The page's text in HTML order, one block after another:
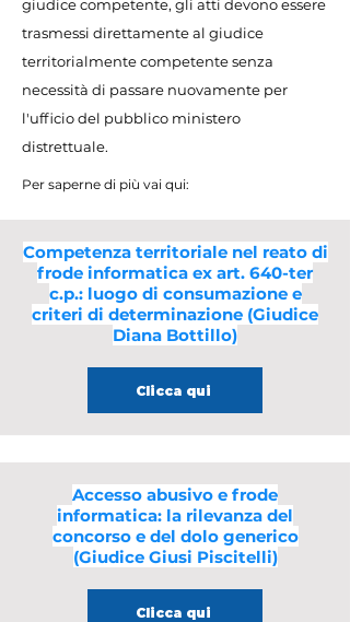
giudice competente, gli atti devono essere
trasmessi direttamente al giudice
territorialmente competente senza
necessità di passare nuovamente per
l'ufficio del pubblico ministero
distrettuale.
Per saperne di più vai qui:
Competenza territoriale nel reato di
frode informatica ex art. 640-ter
c.p.: luogo di consumazione e
criteri di determinazione (Giudice
Diana Bottillo)
Clicca qui
Accesso abusivo e frode
informatica: la rilevanza del
concorso e del dolo generico
(Giudice Giusi Piscitelli)
Clicca qui